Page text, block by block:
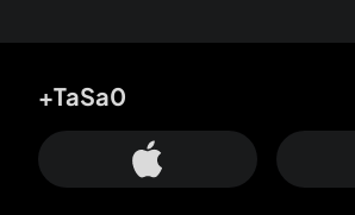
+TaSa0